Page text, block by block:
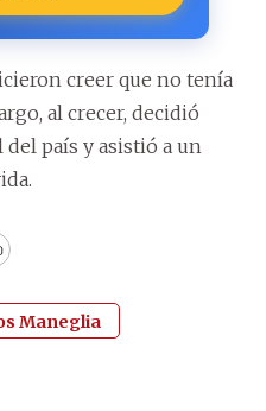
creer que no tenía
al crecer, decidió
país y asistió a un
Maneglia